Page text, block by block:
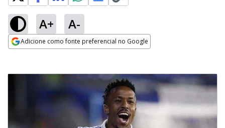
A+ A-
Adicione como fonte preferencial no Google